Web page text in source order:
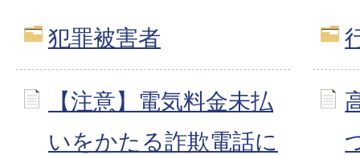
犯罪被害者
【注意】電気料金未払
いをかたる詐欺電話に